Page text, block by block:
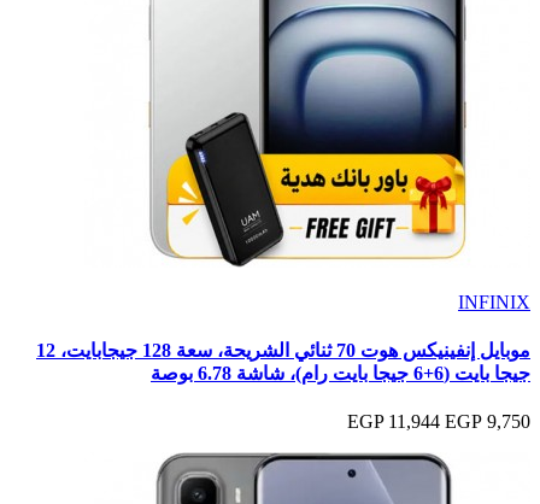
INFINIX
موبايل إنفينيكس هوت 70 ثنائي الشريحة، سعة 128 جيجابايت، 12
جيجا بايت (6+6 جيجا بايت رام)، شاشة 6.78 بوصة
9,750 EGP
11,944 EGP